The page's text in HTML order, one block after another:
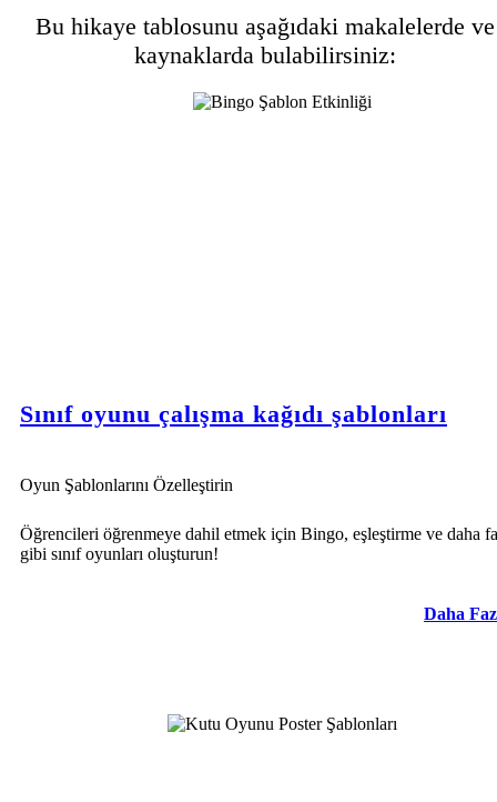
Bu hikaye tablosunu aşağıdaki makalelerde ve
kaynaklarda bulabilirsiniz:
Sınıf oyunu çalışma kağıdı şablonları
Oyun Şablonlarını Özelleştirin
Öğrencileri öğrenmeye dahil etmek için Bingo, eşleştirme ve daha
gibi sınıf oyunları oluşturun!
Daha